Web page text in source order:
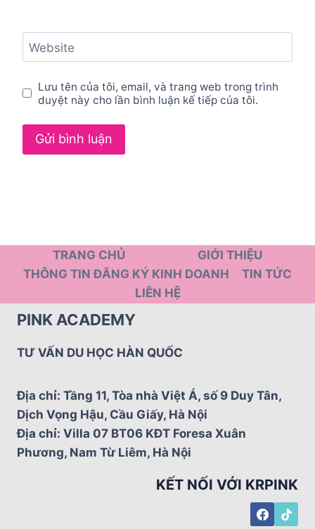
Website
Lưu tên của tôi, email, và trang web trong trình
duyệt này cho lần bình luận kế tiếp của tôi.
TRANG CHỦ
GIỚI THIỆU
THÔNG TIN ĐĂNG KÝ KINH DOANH
TIN TỨC
LIÊN HỆ
PINK ACADEMY
TƯ VẤN DU HỌC HÀN QUỐC
Địa chỉ: Tầng 11, Tòa nhà Việt Á, số 9 Duy Tân,
Dịch Vọng Hậu, Cầu Giấy, Hà Nội
Địa chỉ: Villa 07 BT06 KĐT Foresa Xuân
Phương, Nam Từ Liêm, Hà Nội
KẾT NỐI VỚI KRPINK